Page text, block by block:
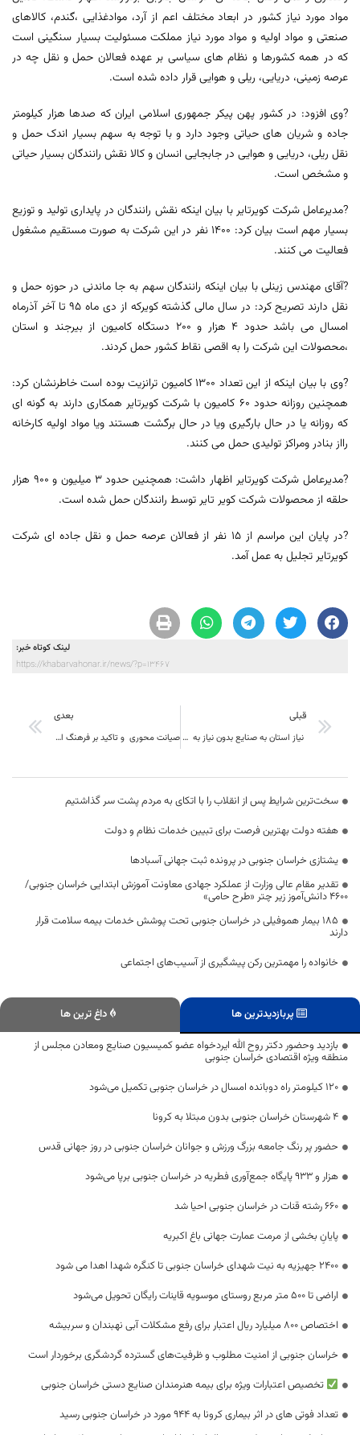
مواد مورد نیاز کشور در ابعاد مختلف اعم از آرد، موادغذایی ،گندم، کالاهای
صنعتی و مواد اولیه و مواد مورد نیاز مملکت مسئولیت بسیار سنگینی است
که در همه کشورها و نظام های سیاسی بر عهده فعالان حمل و نقل چه در
عرصه زمینی، دریایی، ریلی و هوایی قرار داده شده است.
?وی افزود: در کشور پهن پیکر جمهوری اسلامی ایران که صدها هزار کیلومتر
جاده و شریان های حیاتی وجود دارد و با توجه به سهم بسیار اندک حمل و
نقل ریلی، دریایی و هوایی در جابجایی انسان و کالا نقش رانندگان بسیار حیاتی
و مشخص است.
?مدیرعامل شرکت کویرتایر با بیان اینکه نقش رانندگان در پایداری تولید و توزیع
بسیار مهم است بیان کرد: 1400 نفر در این شرکت به صورت مستقیم مشغول
فعالیت می کنند.
?آقای مهندس زینلی با بیان اینکه رانندگان سهم به جا ماندنی در حوزه حمل و
نقل دارند تصریح کرد: در سال مالی گذشته کویرکه از دی ماه 95 تا آخر آذرماه
امسال می باشد حدود 4 هزار و 200 دستگاه کامیون از بیرجند و استان
،محصولات این شرکت را به اقصی نقاط کشور حمل کردند.
?وی با بیان اینکه از این تعداد 1300 کامیون ترانزیت بوده است خاطرنشان کرد:
همچنین روزانه حدود 60 کامیون با شرکت کویرتایر همکاری دارند به گونه ای
که روزانه یا در حال بارگیری ویا در حال برگشت هستند ویا مواد اولیه کارخانه
رااز بنادر ومراکز تولیدی حمل می کنند.
?مدیرعامل شرکت کویرتایر اظهار داشت: همچنین حدود 3 میلیون و 900 هزار
حلقه از محصولات شرکت کویر تایر توسط رانندگان حمل شده است.
?در پایان این مراسم از 15 نفر از فعالان عرصه حمل و نقل جاده ای شرکت
کویرتایر تجلیل به عمل آمد.
لینک کوتاه خبر:
https://khabarvahonar.ir/news/?p=13467
قبلی
نیاز استان به صنایع بدون نیاز به آب و نگاه باز و فرا بخشی مدیران برای توسعه
بعدی
صیانت محوری و تاکید بر فرهنگ ایمنی در کارگاه باید سرلوحه قرار گیرد
سخت‌ترین شرایط پس از انقلاب را با اتکای به مردم پشت سر گذاشتیم
هفته دولت بهترین فرصت برای تبیین خدمات نظام و دولت
یشتازی خراسان جنوبی در پرونده ثبت جهانی آسبادها
تقدیر مقام عالی وزارت از عملکرد جهادی معاونت آموزش ابتدایی خراسان جنوبی/
۴۶۰۰ دانش‌آموز زیر چتر «طرح حامی»
۱۸۵ بیمار هموفیلی در خراسان جنوبی تحت پوشش خدمات بیمه سلامت قرار
دارند
خانواده را مهمترین رکن پیشگیری از آسیب‌های اجتماعی
پربازدیدترین ها
داغ ترین ها
بازدید وحضور دکتر روح الله ایردخواه عضو کمیسیون صنایع ومعادن مجلس از
منطقه ویژه اقتصادی خراسان جنوبی
۱۲۰ کیلومتر راه دوبانده امسال در خراسان جنوبی تکمیل می‌شود
۴ شهرستان خراسان جنوبی بدون مبتلا به کرونا
حضور پر رنگ جامعه بزرگ ورزش و جوانان خراسان جنوبی در روز جهانی قدس
هزار و ۹۳۳ پایگاه جمع‌آوری فطریه در خراسان جنوبی برپا می‌شود
۶۶۰ رشته قنات در خراسان جنوبی احیا شد
پایانِ بخشی از مرمت عمارت جهانی باغ اکبریه
۲۴۰۰ جهیزیه به نیت شهدای خراسان جنوبی تا کنگره شهدا اهدا می شود
اراضی تا ۵۰۰ متر مربع روستای موسویه قاینات رایگان تحویل می‌شود
اختصاص ۸۰۰ میلیارد ریال اعتبار برای رفع مشکلات آبی نهبندان و سربیشه
خراسان جنوبی از امنیت مطلوب و ظرفیت‌های گسترده گردشگری برخوردار است
تخصیص اعتبارات ویژه برای بیمه هنرمندان صنایع دستی خراسان جنوبی
تعداد فوتی های در اثر بیماری کرونا به 944 مورد در خراسان جنوبی رسید